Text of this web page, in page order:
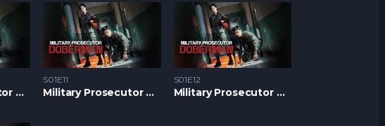
Military Prosecutor Doberman S1 – Epizoda 10
S01E11
Military Prosecutor Doberman S1 – Epizoda 11
S01E12
Military Prosecutor Doberman S1 – Epizoda 12